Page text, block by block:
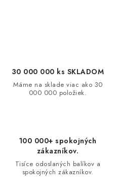
30 000 000 ks SKLADOM
Máme na sklade viac ako 30
000 000 položiek.
100 000+ spokojných
zákazníkov.
Tisíce odoslaných balíkov a
spokojných zákazníkov.